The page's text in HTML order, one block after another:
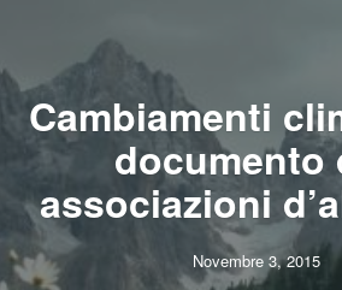
Cambiamenti
documento
associazioni
Novembre 3, 2015